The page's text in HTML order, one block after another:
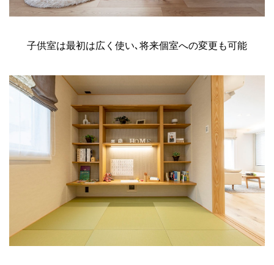
子供室は最初は広く使い､将来個室への変更も可能